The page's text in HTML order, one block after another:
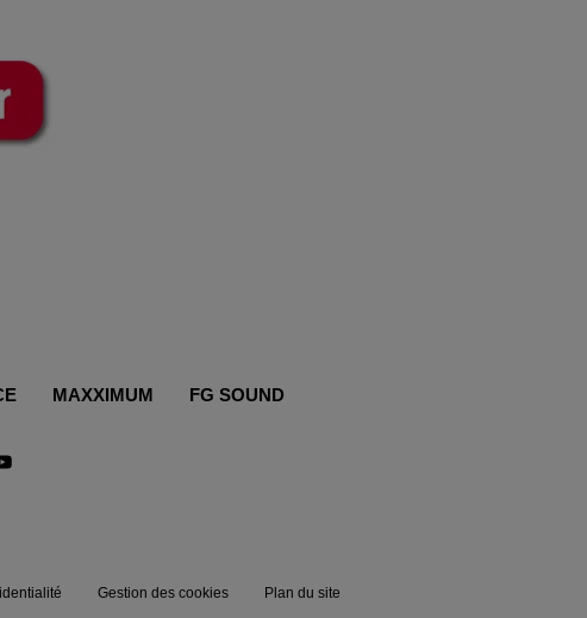
MAXXIMUM FG SOUND
Gestion des cookies Plan du site